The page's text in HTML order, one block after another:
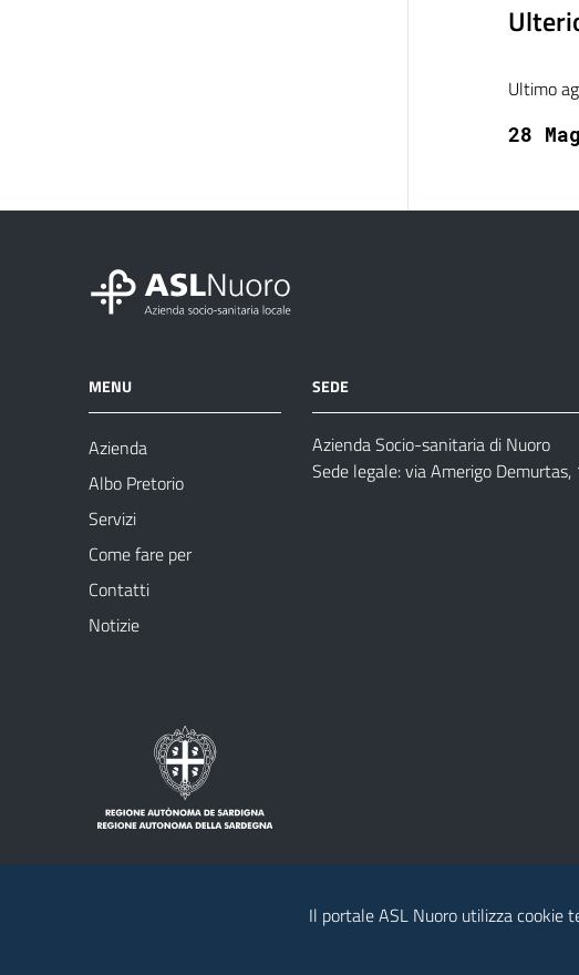
Ultimo
28
MENU
Azienda
Albo Pretorio
Servizi
Come fare per
Contatti
Notizie
SEDE
Azienda Socio-sanitaria di Nuoro
Sede legale: via Amerigo Demurtas,
Il portale ASL Nuoro utilizza cookie